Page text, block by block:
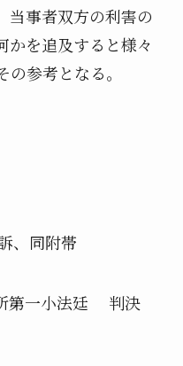
事者双方の利害の
かを追及すると様々
参考となる。
、同附帯
第一小法廷 判決